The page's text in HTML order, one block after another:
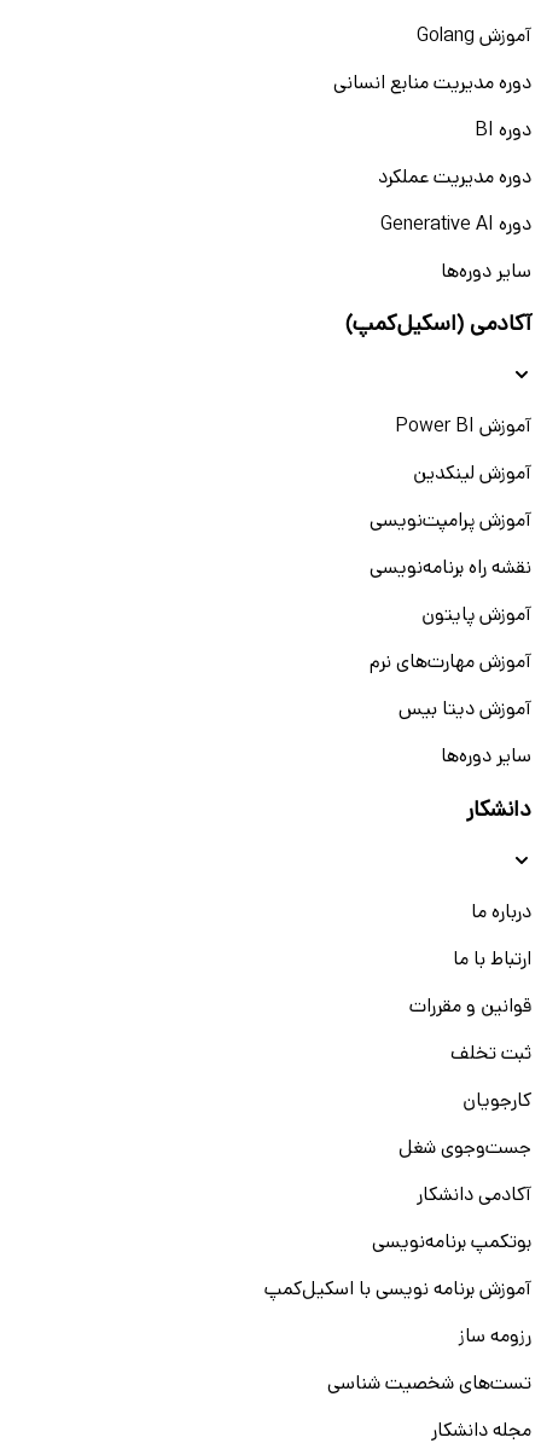
آموزش Golang
دوره مدیریت منابع انسانی
دوره BI
دوره مدیریت عملکرد
دوره Generative AI
سایر دوره‌ها
آکادمی (اسکیل‌کمپ)
آموزش Power BI
آموزش لینکدین
آموزش پرامپت‌نویسی
نقشه راه برنامه‌نویسی
آموزش پایتون
آموزش مهارت‌های نرم
آموزش دیتا بیس
سایر دوره‌ها
دانشکار
درباره ما
ارتباط با ما
قوانین و مقررات
ثبت تخلف
کارجویان
جست‌و‌جوی شغل
آکادمی دانشکار
بوتکمپ برنامه‌نویسی
آموزش برنامه نویسی با اسکیل‌کمپ
رزومه ساز
تست‌های شخصیت شناسی
مجله دانشکار